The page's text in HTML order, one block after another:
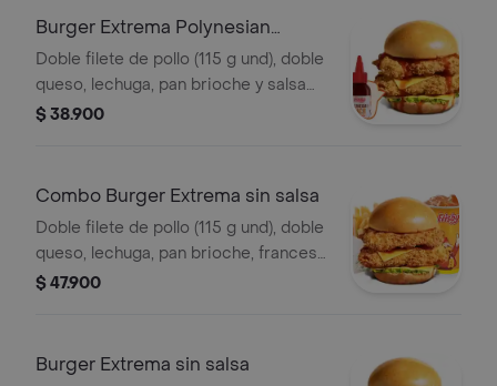
Burger Extrema Polynesian
Beach
Doble filete de pollo (115 g und), doble
queso, lechuga, pan brioche y salsa
Polynesian beach
$ 38.900
Combo Burger Extrema sin salsa
Doble filete de pollo (115 g und), doble
queso, lechuga, pan brioche, francesa
mediana (60 g) y gaseosa (325 ml)
$ 47.900
Burger Extrema sin salsa